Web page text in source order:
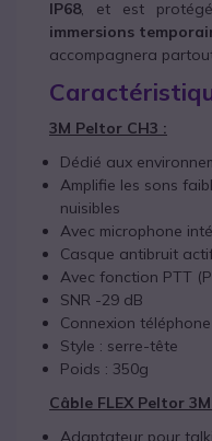
IP68, et est
immersions
accompagnera
3M Peltor CH3 :
Dédié aux
Amplifie les sons
nuisibles
Avec microphone
Casque antibruit
Avec fonction PTT
SNR -29 dB
Connexion
Style : serre-tête
Poids : 350g
Câble FLEX Peltor
Adaptateur pour